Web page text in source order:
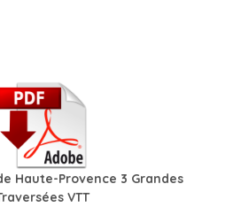
Haute-Provence 3 Grandes
VTT